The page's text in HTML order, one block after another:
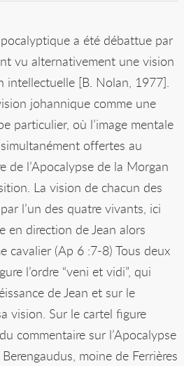
a été débattue par
vu alternativement une vision
intellectuelle [B. Nolan, 1977].
johannique comme une
particulier, où l’image mentale
offertes au
de l’Apocalypse de la Morgan
La vision de chacun des
l’un des quatre vivants, ici
en direction de Jean alors
cavalier (Ap 6 :7-8) Tous deux
l’ordre “veni et vidi”, qui
de Jean et sur le
vision. Sur le cartel figure
commentaire sur l’Apocalypse
moine de Ferrières